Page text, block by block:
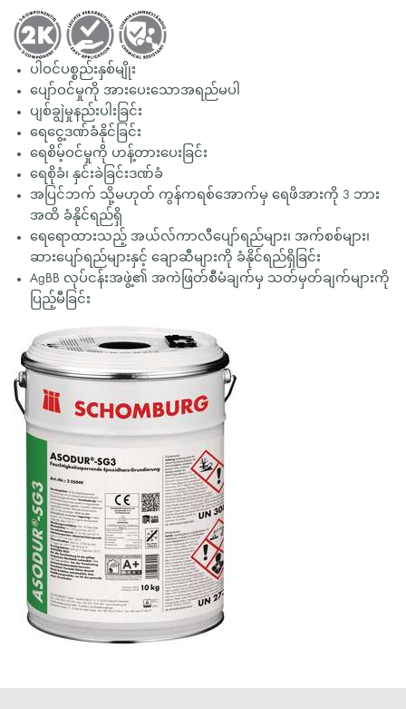
ပါဝင်ပစ္စည်းနှစ်မျိုး
ပျော်ဝင်မှုကို အားပေးသောအရည်မပါ
ပျစ်ချွဲမှုနည်းပါးခြင်း
ရေငွေ့ဒဏ်ခံနိုင်ခြင်း
ရေစိမ့်ဝင်မှုကို ဟန့်တားပေးခြင်း
ရေစိုခံ၊ နှင်းခဲခြင်းဒဏ်ခံ
အပြင်ဘက် သို့မဟုတ် ကွန်ကရစ်အောက်မှ ရေဖိအားကို 3 ဘား
အထိ ခံနိုင်ရည်ရှိ
ရေရောထားသည့် အယ်လ်ကာလီပျော်ရည်များ၊ အက်စစ်များ၊
ဆားပျော်ရည်များနှင့် ချောဆီများကို ခံနိုင်ရည်ရှိခြင်း
AgBB လုပ်ငန်းအဖွဲ့၏ အကဲဖြတ်စီမံချက်မှ သတ်မှတ်ချက်များကို
ပြည့်မီခြင်း